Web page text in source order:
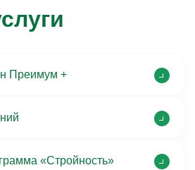
Преимум +
«Стройность»